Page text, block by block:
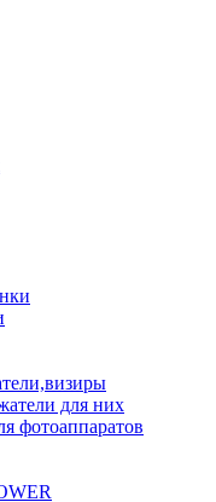
для них
фотоаппаратов